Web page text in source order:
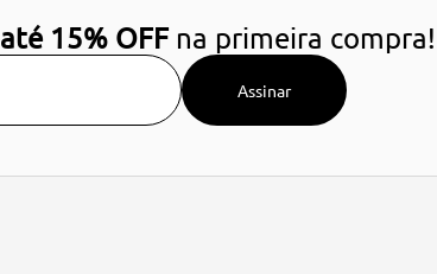
até 15% OFFna primeira compra!
Assinar